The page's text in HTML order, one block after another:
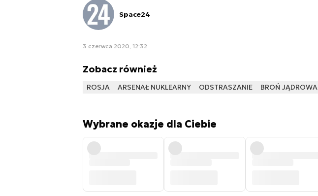
Space24
3 czerwca 2020, 12:32
Zobacz również
ROSJA ARSENAŁ NUKLEARNY ODSTRASZANIE BROŃ JĄDROWA
Wybrane okazje dla Ciebie